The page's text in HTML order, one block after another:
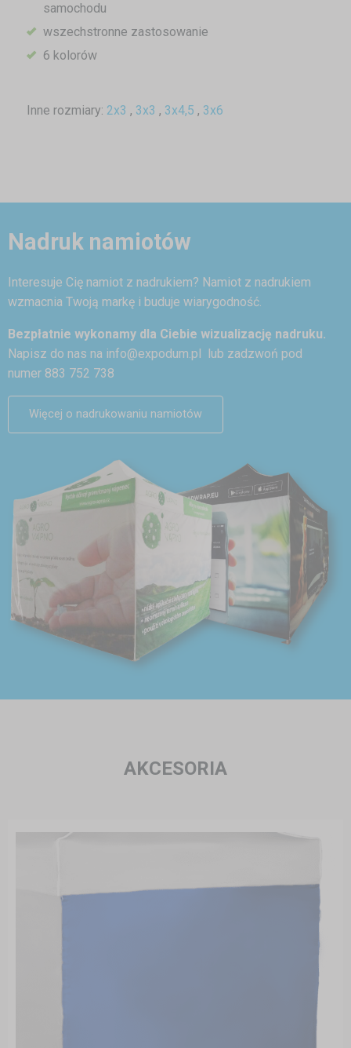
samochodu
wszechstronne zastosowanie
6 kolorów
Inne rozmiary: 2x3 , 3x3 , 3x4,5 , 3x6
Nadruk namiotów
Interesuje Cię namiot z nadrukiem? Namiot z nadrukiem
wzmacnia Twoją markę i buduje wiarygodność.
Bezpłatnie wykonamy dla Ciebie wizualizację nadruku.
Napisz do nas na info@expodum.pl
lub zadzwoń pod
numer 883 752 738
Więcej o nadrukowaniu namiotów
AKCESORIA